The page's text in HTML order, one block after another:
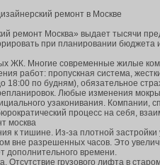
ремонт в Москве
ремонт Москва» выдает тысячи
при планировании бюджета
ЖК. Многие современные жилые
работ: пропускная система,
18:00 по будням), обязательное
Любые изменения
узаконивания. Компании,
процесс на себя,
москва
к тишине. Из-за плотной
вне разрешенных часов. Это
дополнительного времени.
Отсутствие грузового лифта в